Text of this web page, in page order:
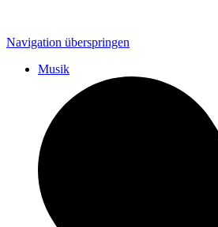
Navigation überspringen
Musik